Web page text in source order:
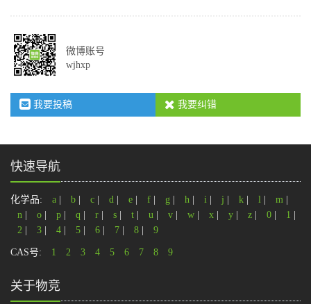
微博账号
wjhxp
我要投稿 我要纠错
快速导航
化学品: a b c d e f g h i j k l m
n
o p q r s t u v w x y z 0 1
2
3 4 5 6 7 8 9
CAS号: 1 2 3 4 5 6 7 8 9
关于物竞